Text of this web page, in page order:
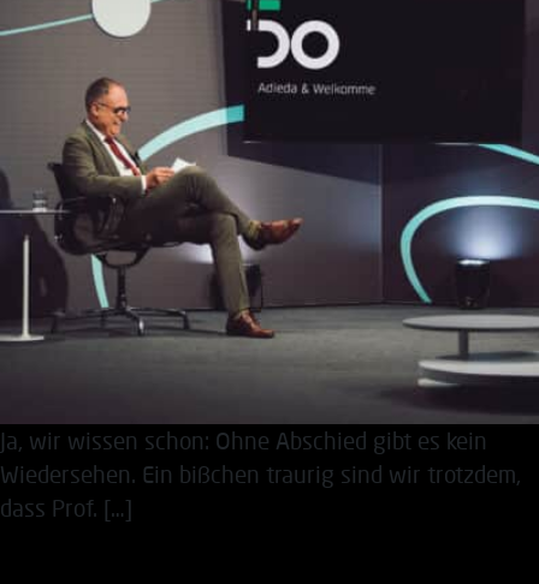
Ja, wir wissen schon: Ohne Abschied gibt es kein
Wiedersehen. Ein bißchen traurig sind wir trotzdem,
dass Prof. […]